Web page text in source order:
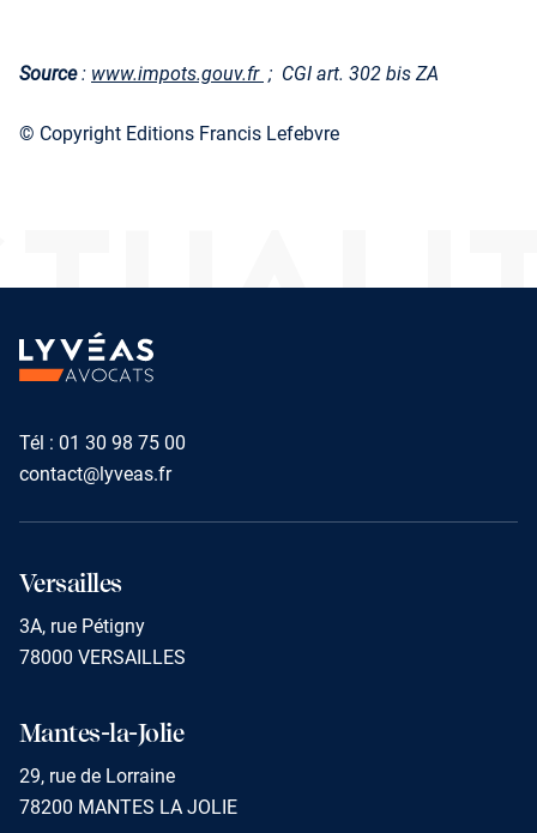
Source: www.impots.gouv.fr ; CGI art. 302 bis ZA
© Copyright Editions Francis Lefebvre
Tél : 01 30 98 75 00
contact@lyveas.fr
Versailles
3A, rue Pétigny
78000 VERSAILLES
Mantes-la-Jolie
29, rue de Lorraine
78200 MANTES LA JOLIE